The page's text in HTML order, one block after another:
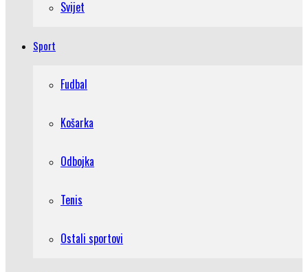
Svijet
Sport
Fudbal
Košarka
Odbojka
Tenis
Ostali sportovi